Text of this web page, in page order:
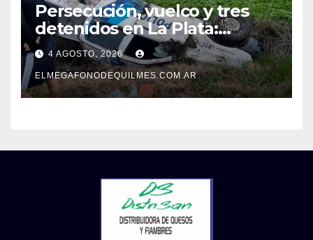
Persecución, vuelco y tres
detenidos en La Plata:
recuperaron motos robadas
tras un operativo policial
4 AGOSTO, 2026
ELMEGAFONODEQUILMES.COM.AR